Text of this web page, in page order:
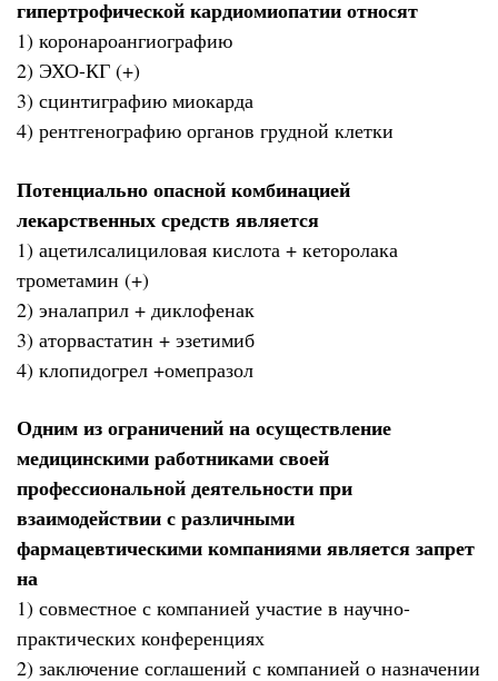
гипертрофической кардиомиопатии относят
1) коронароангиографию
2) ЭХО-КГ (+)
3) сцинтиграфию миокарда
4) рентгенографию органов грудной клетки
Потенциально опасной комбинацией
лекарственных средств является
1) ацетилсалициловая кислота + кеторолака
трометамин (+)
2) эналаприл + диклофенак
3) аторвастатин + эзетимиб
4) клопидогрел +омепразол
Одним из ограничений на осуществление
медицинскими работниками своей
профессиональной деятельности при
взаимодействии с различными
фармацевтическими компаниями является запрет
на
1) совместное с компанией участие в научно-
практических конференциях
2) заключение соглашений с компанией о назначении